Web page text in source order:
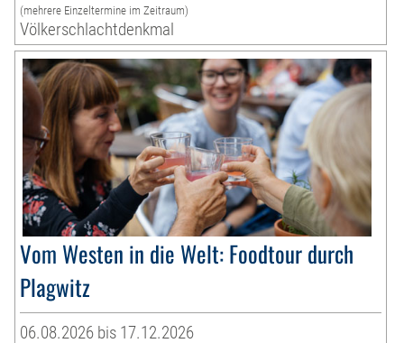
(mehrere Einzeltermine im Zeitraum)
Völkerschlachtdenkmal
Vom Westen in die Welt: Foodtour durch
Plagwitz
06.08.2026 bis 17.12.2026